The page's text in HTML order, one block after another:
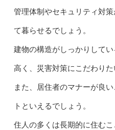
管理体制やセキュリティ対
て暮らせるでしょう。
建物の構造がしっかりして
高く、災害対策にこだわりた
また、居住者のマナーが良
トといえるでしょう。
住人の多くは長期的に住む